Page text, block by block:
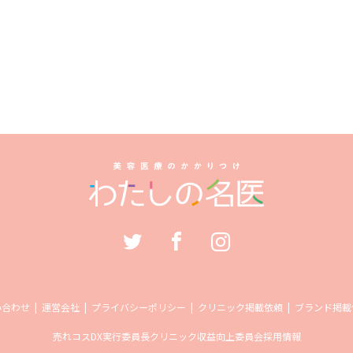
わせ 運営会社 プライバシーポリシー クリニック掲載依頼 ブランド掲
売れコスDX実行委員長クリニック収益向上委員会採用情報